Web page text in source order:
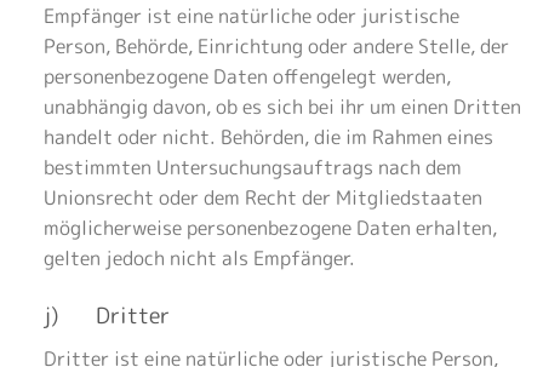
Empfänger ist eine natürliche oder juristische
Person, Behörde, Einrichtung oder andere Stelle, der
personenbezogene Daten offengelegt werden,
unabhängig davon, ob es sich bei ihr um einen Dritten
handelt oder nicht. Behörden, die im Rahmen eines
bestimmten Untersuchungsauftrags nach dem
Unionsrecht oder dem Recht der Mitgliedstaaten
möglicherweise personenbezogene Daten erhalten,
gelten jedoch nicht als Empfänger.
j) Dritter
Dritter ist eine natürliche oder juristische Person,